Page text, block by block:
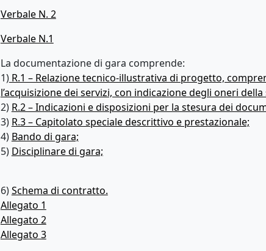
Verbale N. 2
Verbale N.1
La documentazione di gara comprende:
1)R.1 – Relazione tecnico-illustrativa di progetto,
l’acquisizione dei servizi, con indicazione degli oneri
2) R.2 – Indicazioni e disposizioni per la stesura dei
3) R.3 – Capitolato speciale descrittivo e prestazionale;
4) Bando di gara;
5) Disciplinare di gara;
6)Schema di contratto.
Allegato 1
Allegato 2
Allegato 3